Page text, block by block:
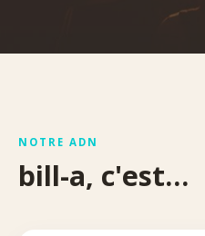
NOTRE ADN
bill-a, c'est…